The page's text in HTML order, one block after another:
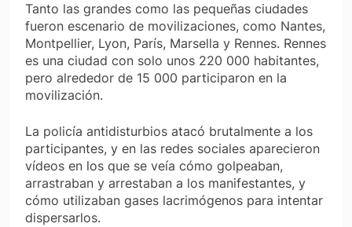
Tanto las grandes como las pequeñas ciudades
fueron escenario de movilizaciones, como Nantes,
Montpellier, Lyon, París, Marsella y Rennes. Rennes
es una ciudad con solo unos 220 000 habitantes,
pero alrededor de 15 000 participaron en la
movilización.
La policía antidisturbios atacó brutalmente a los
participantes, y en las redes sociales aparecieron
vídeos en los que se veía cómo golpeaban,
arrastraban y arrestaban a los manifestantes, y
cómo utilizaban gases lacrimógenos para intentar
dispersarlos.